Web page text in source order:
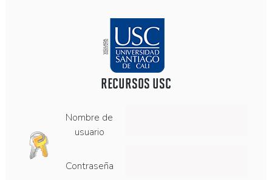
RECURSOS USC
Nombre de
usuario
Contraseña